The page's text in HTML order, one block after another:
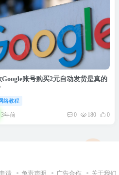
Google账号购买2元自动发货是真的
络教程
3年前 0 180 0
请 免责声明 广告合作 关于我们